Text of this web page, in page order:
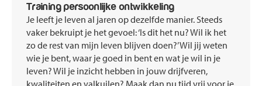
Training persoonlijke ontwikkeling
Je leeft je leven al jaren op dezelfde manier. Steeds
vaker bekruipt je het gevoel: ‘Is dit het nu? Wil ik het
zo de rest van mijn leven blijven doen?’ Wil jij weten
wie je bent, waar je goed in bent en wat je wil in je
leven? Wil je inzicht hebben in jouw drijfveren,